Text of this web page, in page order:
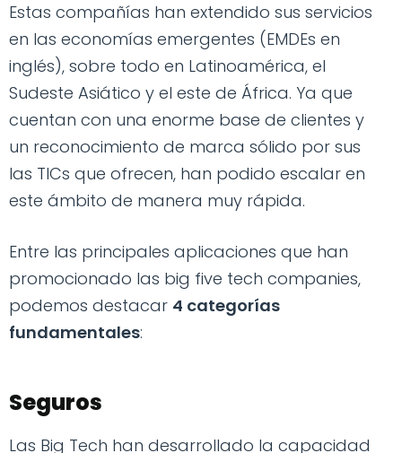
Estas compañías han extendido sus servicios
en las economías emergentes (EMDEs en
inglés), sobre todo en Latinoamérica, el
Sudeste Asiático y el este de África. Ya que
cuentan con una enorme base de clientes y
un reconocimiento de marca sólido por sus
las TICs que ofrecen, han podido escalar en
este ámbito de manera muy rápida.
Entre las principales aplicaciones que han
promocionado las big five tech companies,
podemos destacar 4 categorías
fundamentales:
Seguros
Las Big Tech han desarrollado la capacidad